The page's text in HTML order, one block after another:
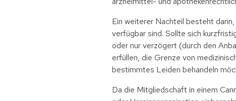
Ein weiterer Nachteil besteht
verfügbar sind. Sollte sich
oder nur verzögert (durch den
erfüllen, die Grenze von
bestimmtes Leiden behandeln
Da die Mitgliedschaft in einem